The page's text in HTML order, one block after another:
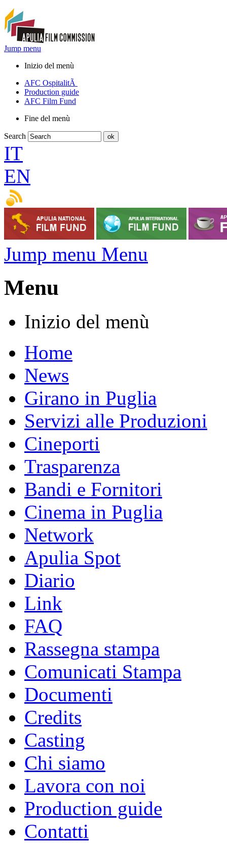
Jump menu
Inizio del menù
AFC OspitalitÃ
Production guide
AFC Film Fund
Fine del menù
Search
IT
EN
Jump menu Menu
Menu
Inizio del menù
Home
News
Girano in Puglia
Servizi alle Produzioni
Cineporti
Trasparenza
Bandi e Fornitori
Cinema in Puglia
Network
Apulia Spot
Diario
Link
FAQ
Rassegna stampa
Comunicati Stampa
Documenti
Credits
Casting
Chi siamo
Lavora con noi
Production guide
Contatti